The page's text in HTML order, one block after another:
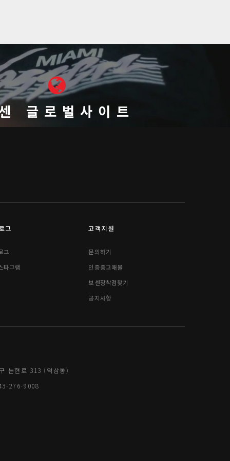
글로벌사이트
그
그
타그램
고객지원
문의하기
인증중고매물
보센장착점찾기
공지사항
논현로 313 (역삼동)
276-9008